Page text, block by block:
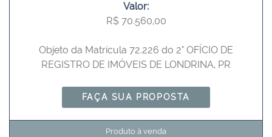
Valor:
R$ 70.560,00
Objeto da Matrícula 72.226 do 2° OFÍCIO DE
REGISTRO DE IMÓVEIS DE LONDRINA, PR
FAÇA SUA PROPOSTA
Produto à venda